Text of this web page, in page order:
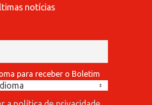
notícias
para receber o Boletim